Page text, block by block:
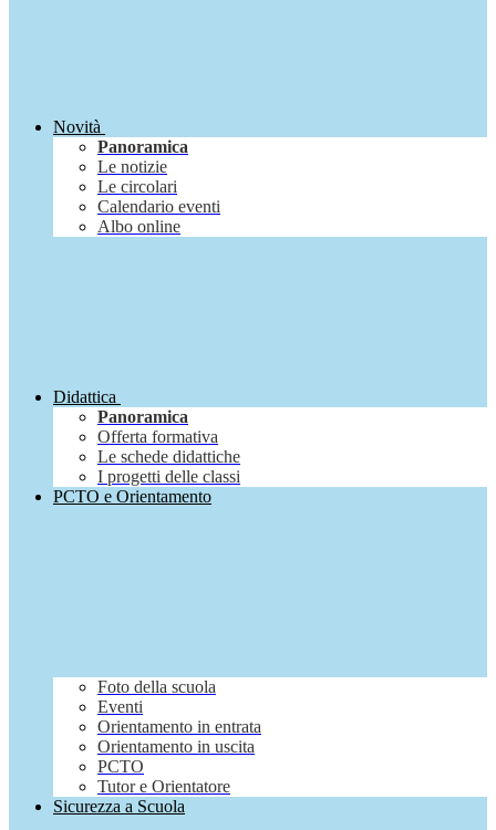
Novità
Panoramica
Le notizie
Le circolari
Calendario eventi
Albo online
Didattica
Panoramica
Offerta formativa
Le schede didattiche
I progetti delle classi
PCTO e Orientamento
Foto della scuola
Eventi
Orientamento in entrata
Orientamento in uscita
PCTO
Tutor e Orientatore
Sicurezza a Scuola